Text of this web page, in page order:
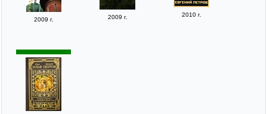
2009 г. 2009 г. 2010 г.